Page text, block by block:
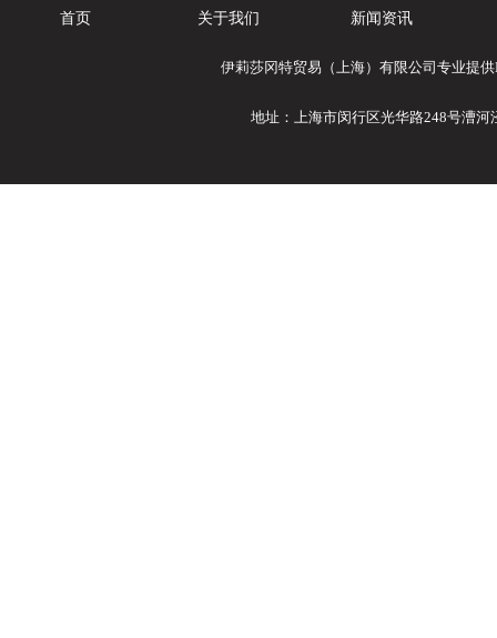
首页 关于我们 新闻资讯
伊莉莎冈特贸易（上海）有限公司专业提
地址：上海市闵行区光华路248号漕